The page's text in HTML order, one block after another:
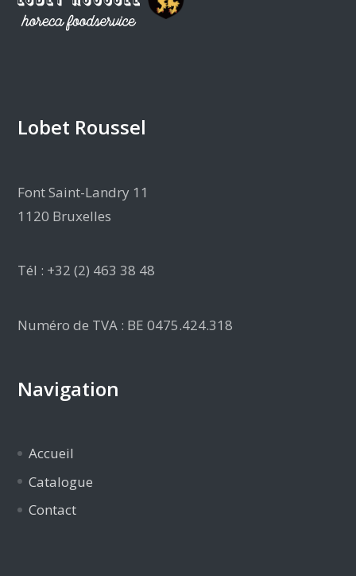
Lobet Roussel
Font Saint-Landry 11
1120 Bruxelles
Tél : +32 (2) 463 38 48
Numéro de TVA : BE 0475.424.318
Navigation
Accueil
Catalogue
Contact